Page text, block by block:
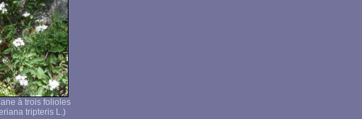
à trois folioles
tripteris L.)